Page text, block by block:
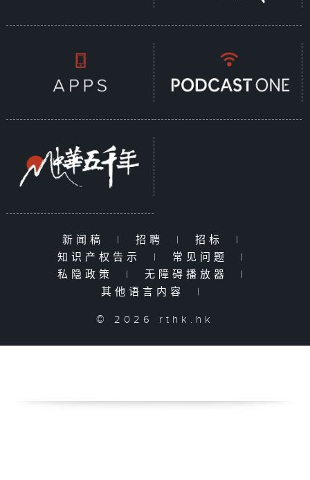
新闻稿 | 招聘 | 招标
|
知识产权告示
| 常见问题
|
私隐政策
| 无障碍播放器
|
其他语言内容
|
© 2026 rthk.hk